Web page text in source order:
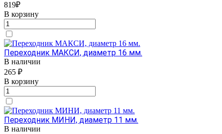
819₽
В корзину
Переходник МАКСИ, диаметр 16 мм.
В наличии
265 ₽
В корзину
Переходник МИНИ, диаметр 11 мм.
В наличии